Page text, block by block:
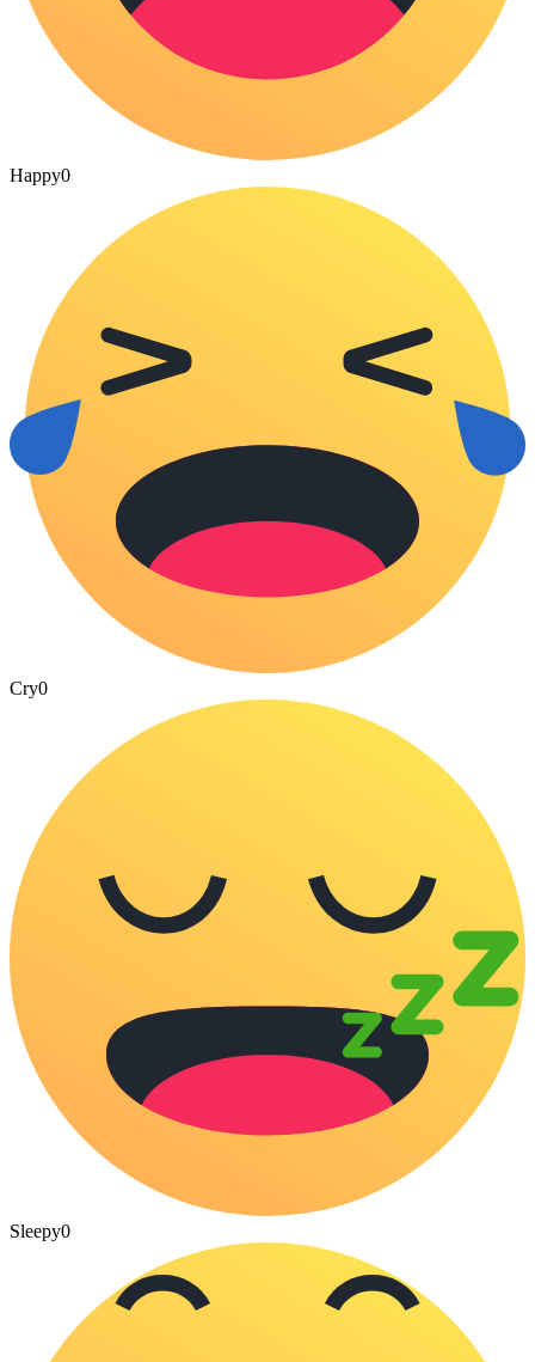
Happy0
Cry0
Sleepy0